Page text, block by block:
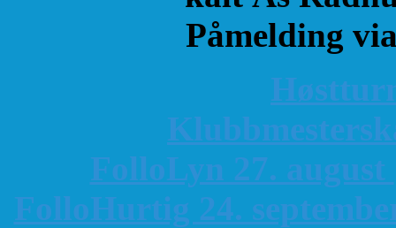
Påmelding
K
FolloLyn 27. august
FolloHurtig 24.